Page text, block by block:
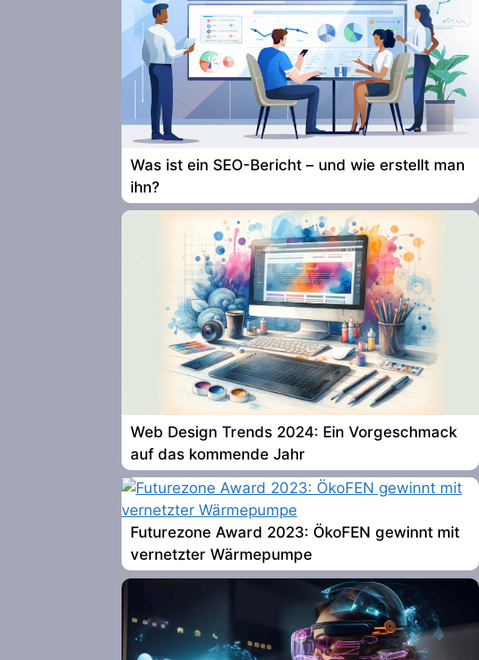
Was ist ein SEO-Bericht – und wie erstellt man
ihn?
Web Design Trends 2024: Ein Vorgeschmack
auf das kommende Jahr
Futurezone Award 2023: ÖkoFEN gewinnt mit
vernetzter Wärmepumpe